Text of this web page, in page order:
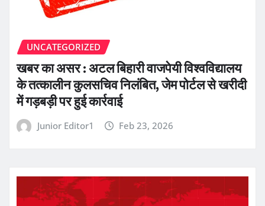
UNCATEGORIZED
खबर का असर : अटल बिहारी वाजपेयी विश्वविद्यालय
के तत्कालीन कुलसचिव निलंबित, जेम पोर्टल से खरीदी
में गड़बड़ी पर हुई कार्रवाई
Junior Editor1 Feb 23, 2026